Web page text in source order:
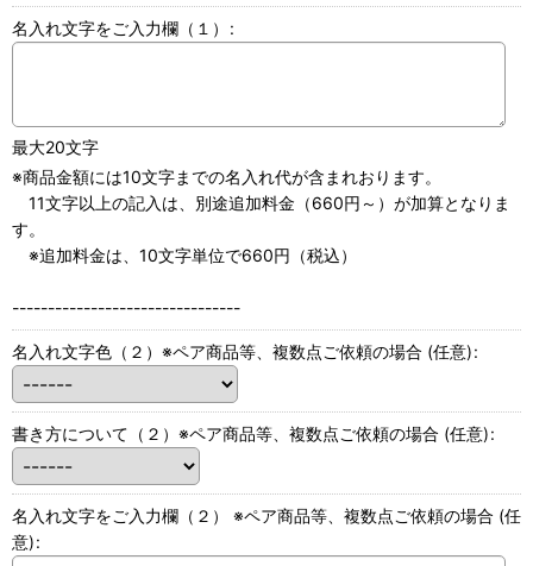
名入れ文字をご入力欄（１） :
最大20文字
※商品金額には10文字までの名入れ代が含まれおります。
11文字以上の記入は、別途追加料金（660円～）が加算となりま
す。
※追加料金は、10文字単位で660円（税込）
--------------------------------
名入れ文字色（２）※ペア商品等、複数点ご依頼の場合 (任意):
書き方について（２）※ペア商品等、複数点ご依頼の場合 (任意):
名入れ文字をご入力欄（２） ※ペア商品等、複数点ご依頼の場合 (任
意):